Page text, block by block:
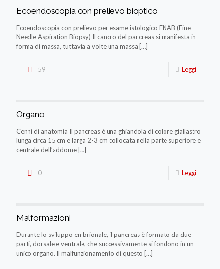
Ecoendoscopia con prelievo bioptico
Ecoendoscopia con prelievo per esame istologico FNAB (Fine
Needle Aspiration Biopsy) Il cancro del pancreas si manifesta in
forma di massa, tuttavia a volte una massa […]
59 Leggi
Organo
Cenni di anatomia Il pancreas è una ghiandola di colore giallastro
lunga circa 15 cm e larga 2-3 cm collocata nella parte superiore e
centrale dell’addome […]
0 Leggi
Malformazioni
Durante lo sviluppo embrionale, il pancreas è formato da due
parti, dorsale e ventrale, che successivamente si fondono in un
unico organo. Il malfunzionamento di questo […]